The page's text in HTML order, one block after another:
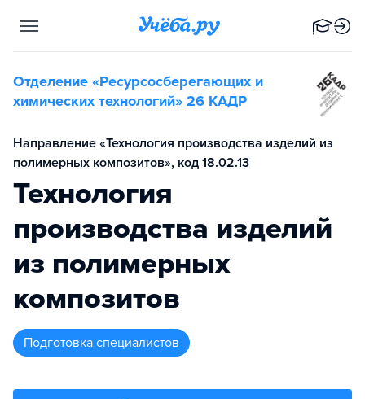
Отделение «Ресурсосберегающих и
химических технологий» 26 КАДР
Направление «Технология производства изделий из
полимерных композитов», код 18.02.13
Технология
производства изделий
из полимерных
композитов
подготовка специалистов